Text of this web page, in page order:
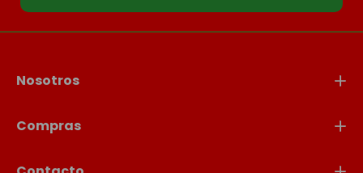
Nosotros
Compras